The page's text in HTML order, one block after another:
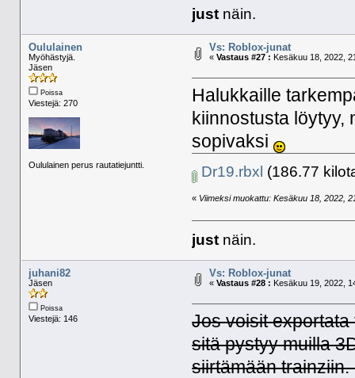
just näin.
Oululainen
Myöhästyjä.
Jäsen
Poissa
Viestejä: 270
Oululainen perus rautatiejuntti.
Vs: Roblox-junat
« Vastaus #27 : Kesäkuu 18, 2022,
Halukkaille
kiinnostusta löytyy,
sopivaksi
Dr19.rbxl (186.77
« Viimeksi muokattu: Kesäkuu 18, 2022,
just näin.
juhani82
Jäsen
Poissa
Viestejä: 146
Vs: Roblox-junat
« Vastaus #28 : Kesäkuu 19, 2022,
Jos voisit
sitä pystyy muilla
siirtämään